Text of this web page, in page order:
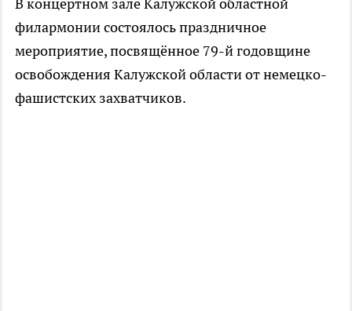
филармонии состоялось праздничное
мероприятие, посвящённое 79-й годовщине
освобождения Калужской области от немецко-
фашистских захватчиков.